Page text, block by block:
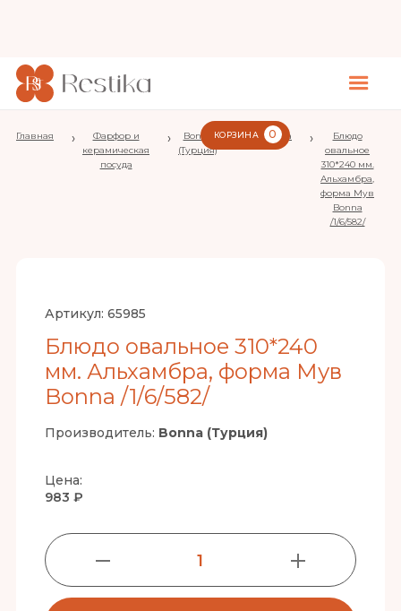
КОРЗИНА 0
Главная ›
Фарфор и
керамическая
посуда
›
Bonna
(Турция)
› Alhambra ›
Блюдо
овальное
310*240 мм.
Альхамбра,
форма Мув
Bonna
/1/6/582/
Артикул: 65985
Блюдо овальное 310*240
мм. Альхамбра, форма Мув
Bonna /1/6/582/
Производитель: Bonna (Турция)
Цена:
983 ₽
1